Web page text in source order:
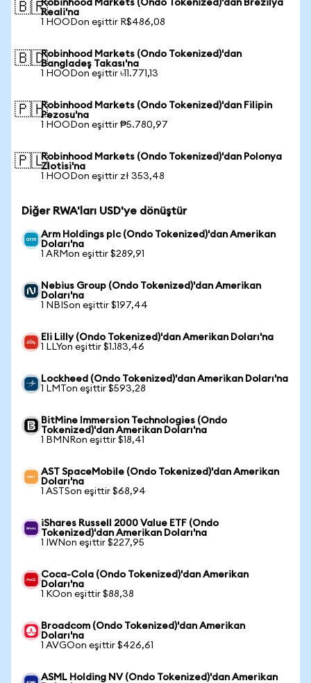
🇧🇷Robinhood Markets (Ondo Tokenized)'dan Brezilya
Reali'na
1 HOODon eşittir R$486,08
🇧🇩Robinhood Markets (Ondo Tokenized)'dan
Bangladeş Takası'na
1 HOODon eşittir ৳11.771,13
🇵🇭Robinhood Markets (Ondo Tokenized)'dan Filipin
Pezosu'na
1 HOODon eşittir ₱5.780,97
🇵🇱Robinhood Markets (Ondo Tokenized)'dan Polonya
Zlotisi'na
1 HOODon eşittir zł 353,48
Diğer RWA'ları USD'ye dönüştür
Arm Holdings plc (Ondo Tokenized)'dan Amerikan
Doları'na
1 ARMon eşittir $289,91
Nebius Group (Ondo Tokenized)'dan Amerikan
Doları'na
1 NBISon eşittir $197,44
Eli Lilly (Ondo Tokenized)'dan Amerikan Doları'na
1 LLYon eşittir $1.183,46
Lockheed (Ondo Tokenized)'dan Amerikan Doları'na
1 LMTon eşittir $593,28
BitMine Immersion Technologies (Ondo
Tokenized)'dan Amerikan Doları'na
1 BMNRon eşittir $18,41
AST SpaceMobile (Ondo Tokenized)'dan Amerikan
Doları'na
1 ASTSon eşittir $68,94
iShares Russell 2000 Value ETF (Ondo
Tokenized)'dan Amerikan Doları'na
1 IWNon eşittir $227,95
Coca-Cola (Ondo Tokenized)'dan Amerikan
Doları'na
1 KOon eşittir $88,38
Broadcom (Ondo Tokenized)'dan Amerikan
Doları'na
1 AVGOon eşittir $426,61
ASML Holding NV (Ondo Tokenized)'dan Amerikan